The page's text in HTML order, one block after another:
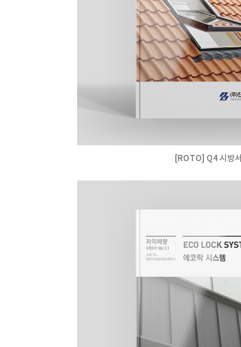
[ROTO] Q4 시방서